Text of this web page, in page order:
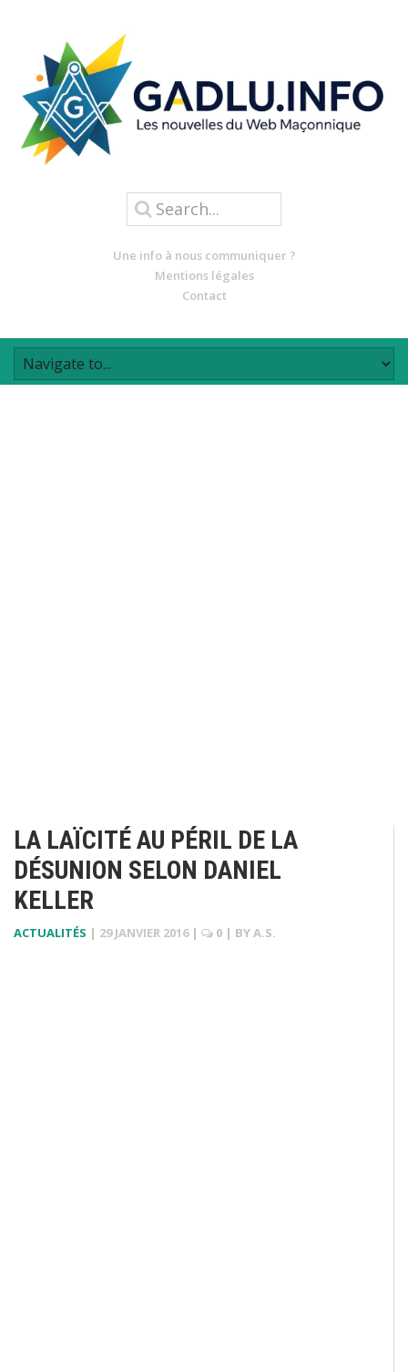
Une info à nous communiquer ?
Mentions légales
Contact
LA LAÏCITÉ AU PÉRIL DE LA
DÉSUNION SELON DANIEL
KELLER
ACTUALITÉS | 29 JANVIER 2016 | 0 | BYA.S.